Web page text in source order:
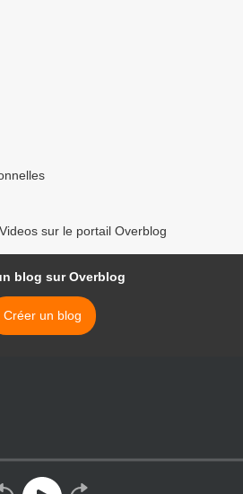
sur le portail Overblog
blog sur Overblog
Créer un blog